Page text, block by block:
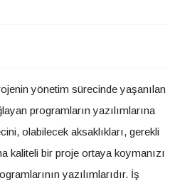
yönetim sürecinde yaşanılan
programların yazılımlarına
olabilecek aksaklıkları, gerekli
kaliteli bir proje ortaya koymanızı
yazılımlarıdır. İş